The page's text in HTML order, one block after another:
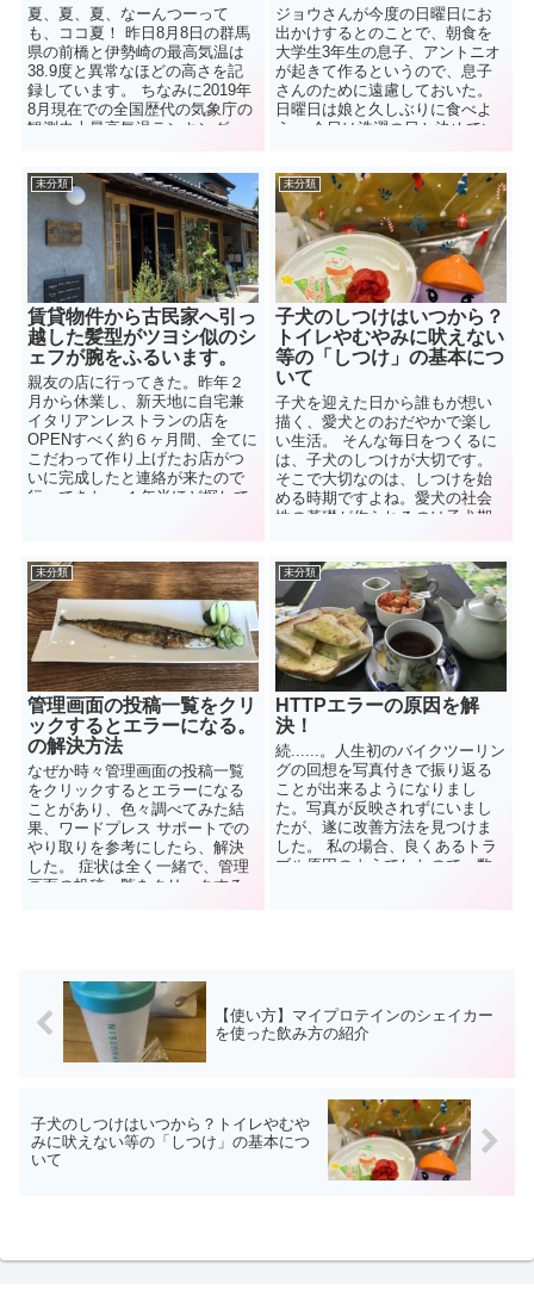
夏、夏、夏、なーんつーって
も、ココ夏！ 昨日8月8日の群馬
県の前橋と伊勢崎の最高気温は
38.9度と異常なほどの高さを記
録しています。 ちなみに2019年
8月現在での全国歴代の気象庁の
観測史上最高気温ランキング
ジョウさんが今度の日曜日にお
出かけするとのことで、朝食を
大学生3年生の息子、アントニオ
が起きて作るというので、息子
さんのために遠慮しておいた。
日曜日は娘と久しぶりに食べよ
う。 今日は洗濯の日と決めてい
未分類
賃貸物件から古民家へ引っ
越した髪型がツヨシ似のシ
ェフが腕をふるいます。
親友の店に行ってきた。昨年２
月から休業し、新天地に自宅兼
イタリアンレストランの店を
OPENすべく約６ヶ月間、全てに
こだわって作り上げたお店がつ
いに完成したと連絡が来たので
行ってきた。 １年半ほど探して
未分類
子犬のしつけはいつから？
トイレやむやみに吠えない
等の「しつけ」の基本につ
いて
子犬を迎えた日から誰もが想い
描く、愛犬とのおだやかで楽し
い生活。 そんな毎日をつくるに
は、子犬のしつけが大切です。
そこで大切なのは、しつけを始
める時期ですよね。愛犬の社会
性の基礎が作られるのは子犬期
いわれていて、子犬にとって、1
歳までの1年間は、身体的にも精
神的にも急激に成長する時期な
んです。
未分類
管理画面の投稿一覧をクリ
ックするとエラーになる。
の解決方法
なぜか時々管理画面の投稿一覧
をクリックするとエラーになる
ことがあり、色々調べてみた結
果、ワードプレス サポートでの
やり取りを参考にしたら、解決
した。 症状は全く一緒で、管理
画面の投稿一覧をクリックする
未分類
HTTPエラーの原因を解
決！
続......。人生初のバイクツーリン
グの回想を写真付きで振り返る
ことが出来るようになりまし
た。写真が反映されずにいまし
たが、遂に改善方法を見つけま
した。 私の場合、良くあるトラ
ブル原因のようでしたので、数
【使い方】マイプロテインのシェイカー
を使った飲み方の紹介
子犬のしつけはいつから？トイレやむや
みに吠えない等の「しつけ」の基本につ
いて